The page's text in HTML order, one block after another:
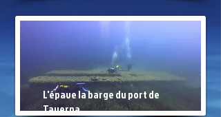
L'épave la barge du port de
Taverna